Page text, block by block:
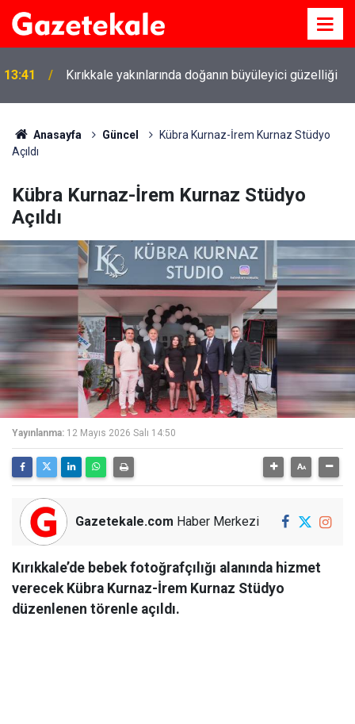
13:41 Kırıkkale yakınlarında doğanın büyüleyici güzelliği
Anasayfa Güncel
Kübra Kurnaz-İrem Kurnaz Stüdyo
Açıldı
Kübra Kurnaz-İrem Kurnaz Stüdyo
Açıldı
Yayınlanma: 12 Mayıs 2026 Salı 14:50
Gazetekale.com Haber Merkezi
Kırıkkale’de bebek fotoğrafçılığı alanında hizmet
verecek Kübra Kurnaz-İrem Kurnaz Stüdyo
düzenlenen törenle açıldı.